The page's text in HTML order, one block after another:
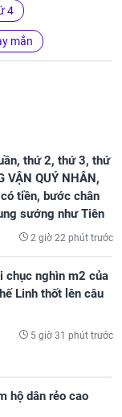
4
mắn
thứ 2, thứ 3, thứ
VẬN QUÝ NHÂN,
tiền, bước chân
sướng như Tiên
2 giờ 22 phút trước
chục nghìn m2 của
Linh thốt lên câu
5 giờ 31 phút trước
hộ dân rẻo cao